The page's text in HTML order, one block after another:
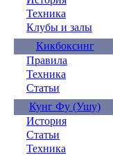
Техника
Клубы и залы
Кикбоксинг
Правила
Техника
Статьи
Кунг Фу (Ушу)
История
Статьи
Техника